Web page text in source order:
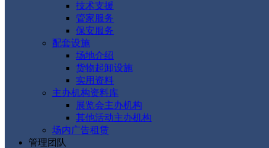
技术支援
管家服务
保安服务
配套设施
场地介绍
货物起卸设施
实用资料
主办机构资料库
展览会主办机构
其他活动主办机构
场内广告租赁
管理团队